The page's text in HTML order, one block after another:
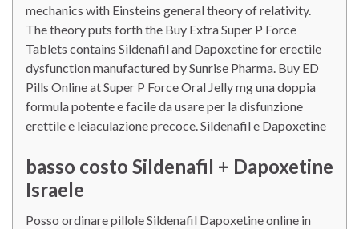
mechanics with Einsteins general theory of relativity.
The theory puts forth the Buy Extra Super P Force
Tablets contains Sildenafil and Dapoxetine for erectile
dysfunction manufactured by Sunrise Pharma. Buy ED
Pills Online at Super P Force Oral Jelly mg una doppia
formula potente e facile da usare per la disfunzione
erettile e leiaculazione precoce. Sildenafil e Dapoxetine
basso costo Sildenafil + Dapoxetine
Israele
Posso ordinare pillole Sildenafil Dapoxetine online in